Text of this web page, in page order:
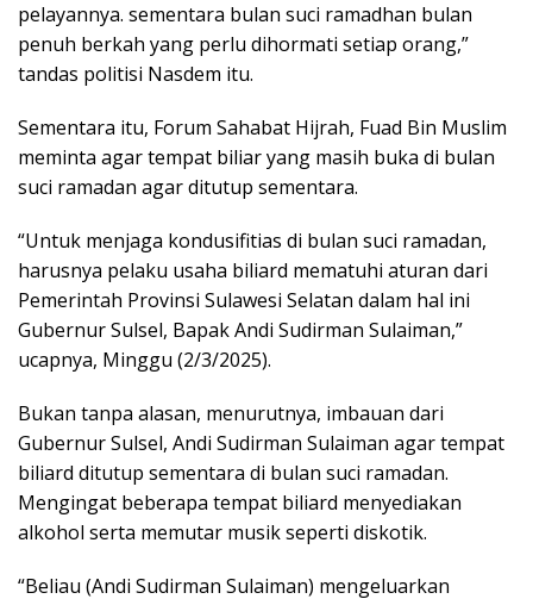
pelayannya. sementara bulan suci ramadhan bulan
penuh berkah yang perlu dihormati setiap orang,”
tandas politisi Nasdem itu.
Sementara itu, Forum Sahabat Hijrah, Fuad Bin Muslim
meminta agar tempat biliar yang masih buka di bulan
suci ramadan agar ditutup sementara.
“Untuk menjaga kondusifitias di bulan suci ramadan,
harusnya pelaku usaha biliard mematuhi aturan dari
Pemerintah Provinsi Sulawesi Selatan dalam hal ini
Gubernur Sulsel, Bapak Andi Sudirman Sulaiman,”
ucapnya, Minggu (2/3/2025).
Bukan tanpa alasan, menurutnya, imbauan dari
Gubernur Sulsel, Andi Sudirman Sulaiman agar tempat
biliard ditutup sementara di bulan suci ramadan.
Mengingat beberapa tempat biliard menyediakan
alkohol serta memutar musik seperti diskotik.
“Beliau (Andi Sudirman Sulaiman) mengeluarkan